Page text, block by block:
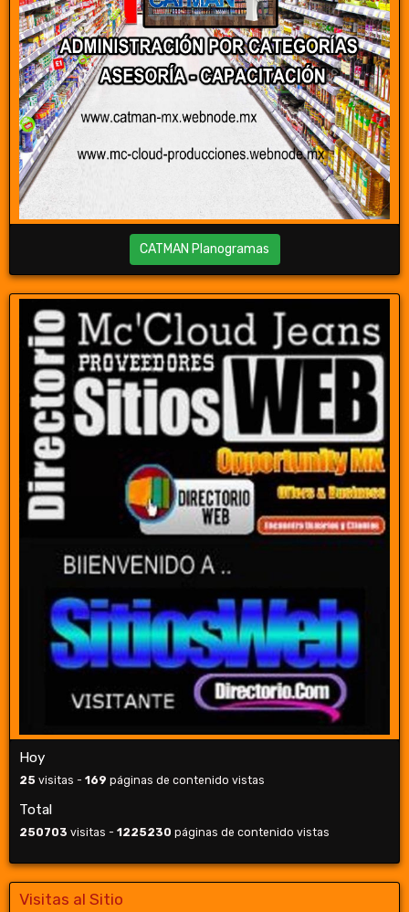
CATMAN Planogramas
Hoy
25 visitas - 169 páginas de contenido vistas
Total
250703 visitas - 1225230 páginas de contenido vistas
Visitas al Sitio